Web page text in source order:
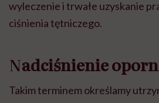
wyleczenie i trwałe uzyskanie
ciśnienia tętniczego.
Nadciśnienie
Takim terminem określamy